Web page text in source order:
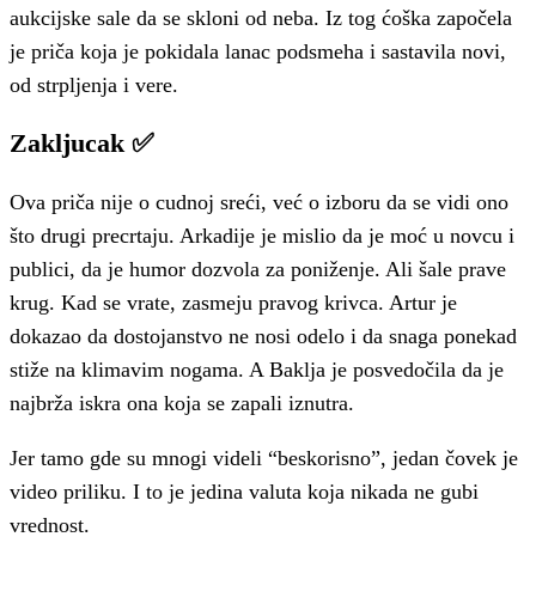
aukcijske sale da se skloni od neba. Iz tog ćoška započela
je priča koja je pokidala lanac podsmeha i sastavila novi,
od strpljenja i vere.
Zakljucak ✅
Ova priča nije o cudnoj sreći, već o izboru da se vidi ono
što drugi precrtaju. Arkadije je mislio da je moć u novcu i
publici, da je humor dozvola za poniženje. Ali šale prave
krug. Kad se vrate, zasmeju pravog krivca. Artur je
dokazao da dostojanstvo ne nosi odelo i da snaga ponekad
stiže na klimavim nogama. A Baklja je posvedočila da je
najbrža iskra ona koja se zapali iznutra.
Jer tamo gde su mnogi videli “beskorisno”, jedan čovek je
video priliku. I to je jedina valuta koja nikada ne gubi
vrednost.